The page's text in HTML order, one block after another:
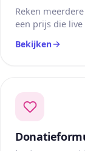
Reken
een prijs die
Bekijken